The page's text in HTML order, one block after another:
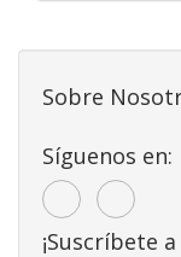
Sobre
Síguenos en:
¡Suscríbete